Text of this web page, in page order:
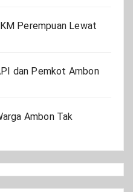
Perempuan Lewat
dan Pemkot Ambon
Ambon Tak